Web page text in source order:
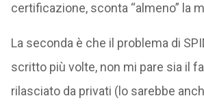
certificazione, sconta “almeno” la
La seconda è che il problema di
scritto più volte, non mi pare sia il
rilasciato da privati (lo sarebbe